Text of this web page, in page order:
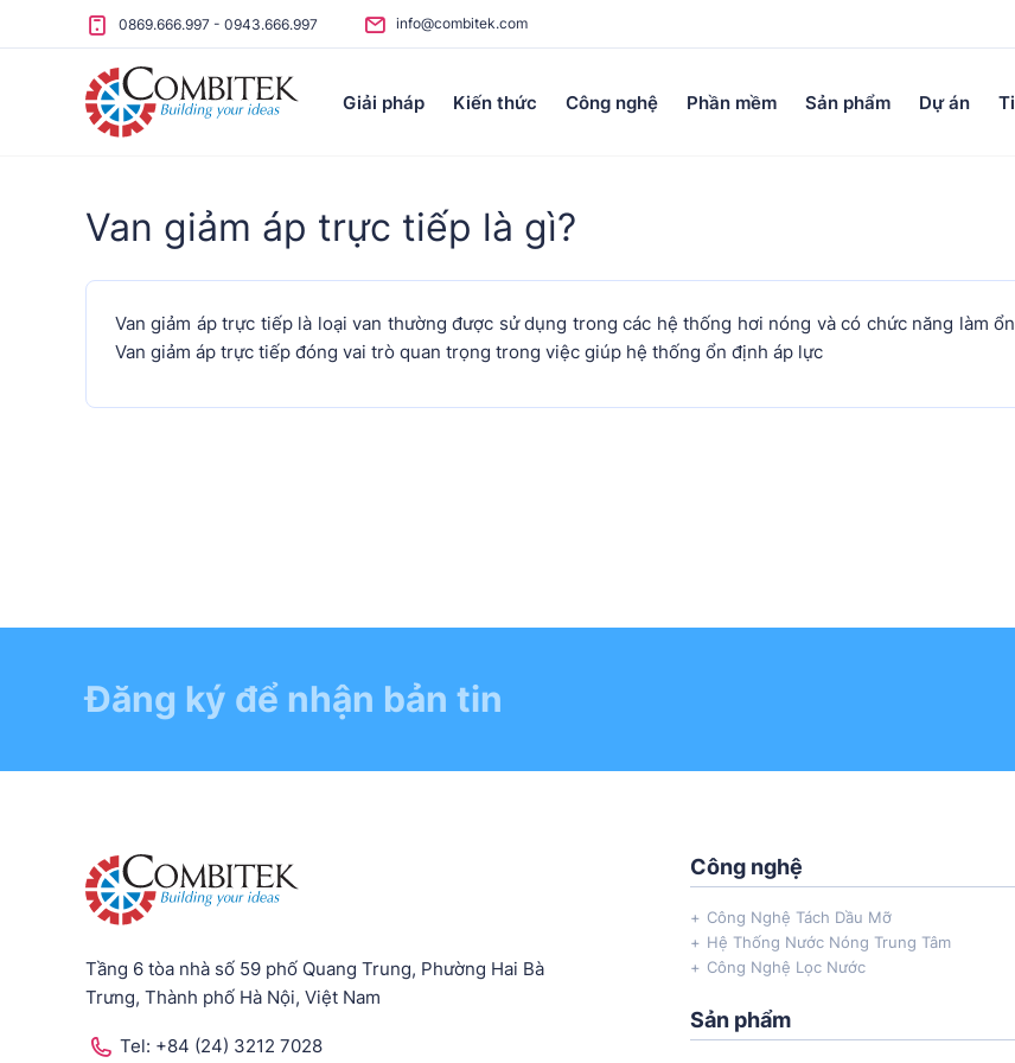
Skip to content
0869.666.997 - 0943.666.997 info@combitek.com
Giải pháp Kiến thức Công nghệ Phần mềm Sản phẩm Dự án
Van giảm áp trực tiếp là gì?
Van giảm áp trực tiếp là loại van thường được sử dụng trong các hệ thống hơi nóng và có chức năng làm
Van giảm áp trực tiếp đóng vai trò quan trọng trong việc giúp hệ thống ổn định áp lực
Đăng ký để nhận bản tin
Công nghệ
Công Nghệ Tách Dầu Mỡ
Hệ Thống Nước Nóng Trung Tâm
Công Nghệ Lọc Nước
Sản phẩm
Tầng 6 tòa nhà số 59 phố Quang Trung, Phường Hai Bà
Trưng, Thành phố Hà Nội, Việt Nam
Tel: +84 (24) 3212 7028